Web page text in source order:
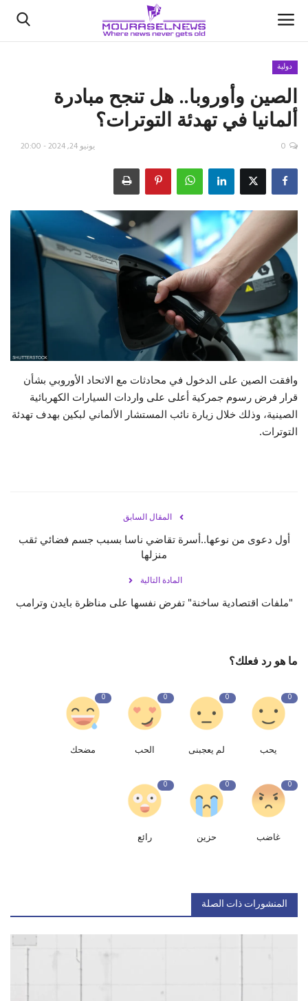
الأخبار
كتّابنا
اقتصاد
علوم وتكنولوجيا
رياضة
فيديو
حياة
دولية
الصين وأوروبا.. هل تنجح مبادرة
ألمانيا في تهدئة التوترات؟
يونيو 24, 2024 - 20:00 0
وافقت الصين على الدخول في محادثات مع الاتحاد الأوروبي بشأن
قرار فرض رسوم جمركية أعلى على واردات السيارات الكهربائية
الصينية، وذلك خلال زيارة نائب المستشار الألماني لبكين بهدف تهدئة
التوترات.
المقال السابق
أول دعوى من نوعها..أسرة تقاضي ناسا بسبب جسم فضائي ثقب
منزلها
المادة التالية
"ملفات اقتصادية ساخنة" تفرض نفسها على مناظرة بايدن وترامب
ما هو رد فعلك؟
0
يحب
0
لم يعجبنى
0
الحب
0
مضحك
0
غاضب
0
حزين
0
رائع
المنشورات ذات الصلة